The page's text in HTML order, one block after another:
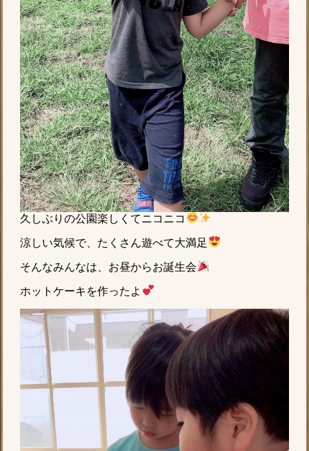
久しぶりの公園楽しくてニコニコ
涼しい気候で、たくさん遊べて大満足
そんなみんなは、お昼からお誕生会
ホットケーキを作ったよ